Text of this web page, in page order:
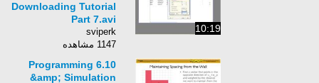
10:19
Downloading Tutorial
Part 7.avi
sviperk
1147 مشاهده
6.10 Programming
&amp; Simulation